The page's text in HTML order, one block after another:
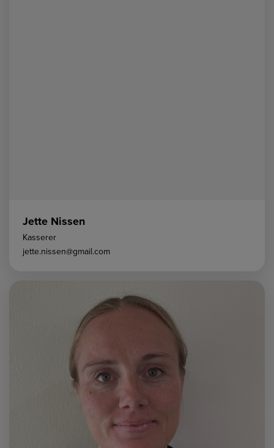
Jette Nissen
Kasserer
jette.nissen@gmail.com